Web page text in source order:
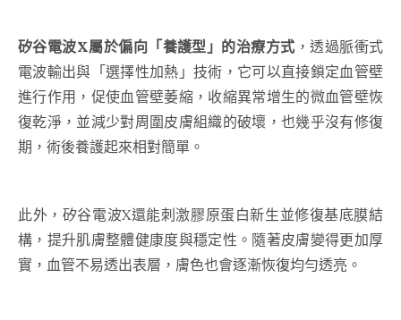
矽谷電波X屬於偏向「養護型」的治療方式 ，透過脈衝式
電波輸出與「選擇性加熱」技術，它可以直接鎖定血管壁
進行作用，促使血管壁萎縮，收縮異常增生的微血管壁恢
復乾淨，並減少對周圍皮膚組織的破壞，也幾乎沒有修復
期，術後養護起來相對簡單。
此外，矽谷電波X還能刺激膠原蛋白新生並修復基底膜結
構，提升肌膚整體健康度與穩定性。隨著皮膚變得更加厚
實，血管不易透出表層，膚色也會逐漸恢復均勻透亮。